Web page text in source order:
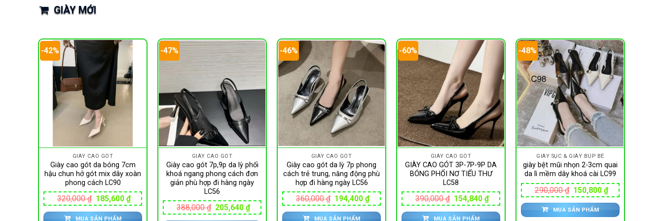
GIÀY MỚI
-42%
GIÀY CAO GÓT
Giày cao gót da bóng 7cm
hậu chun hở gót mix dây xoàn
phong cách LC90
320,000₫ Giá
gốc
là:
185,600₫Giá
hiện
tại
MUA SẢN PHẨM
-47%
GIÀY CAO GÓT
Giày cao gót 7p,9p da lỳ phối
khoá ngang phong cách đơn
giản phù hợp đi hàng ngày
LC56
388,000₫ Giá
gốc
205,640₫Giá
hiện
-46%
GIÀY CAO GÓT
Giày cao gót da lỳ 7p phong
cách trẻ trung, năng động phù
hợp đi hàng ngày LC56
360,000₫ Giá
gốc
là:
194,400₫Giá
hiện
tại
MUA SẢN PHẨM
-60%
GIÀY CAO GÓT
GIÀY CAO GÓT 3P-7P-9P DA
BÓNG PHỐI NƠ TIỂU THƯ
LC58
390,000₫ Giá
gốc
là:
154,840₫Giá
hiện
tại
MUA SẢN PHẨM
-48%
GIÀY SỤC & GIÀY BÚP BÊ
giày bệt mũi nhọn 2-3cm quai
da lì mềm dây khoá cài LC99
290,000₫ Giá
gốc
là:
290,000 ₫.
150,800₫Giá
hiện
tại
MUA SẢN PHẨM